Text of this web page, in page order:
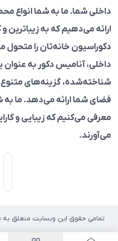
داخلی شما. ما به شما انواع
ارائه می‌دهیم که به
دکوراسیون خانه‌تان را متحول
داخلی، آنامیس دکور به عنوان
شناخته‌شده، گزینه‌های متنوع و
فضای شما ارائه می‌دهد. ما به
معرفی می‌کنیم که زیبایی و
می‌آورند.
تمامی حقوق این وبسایت متعلق به